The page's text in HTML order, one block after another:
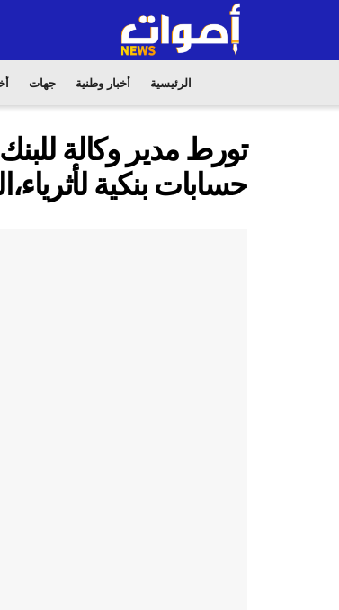
الرئيسية أخبار وطنية جهات
تورط مدير وكالة
حسابات بنكية